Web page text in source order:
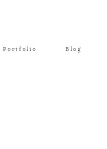
Portfolio Blog